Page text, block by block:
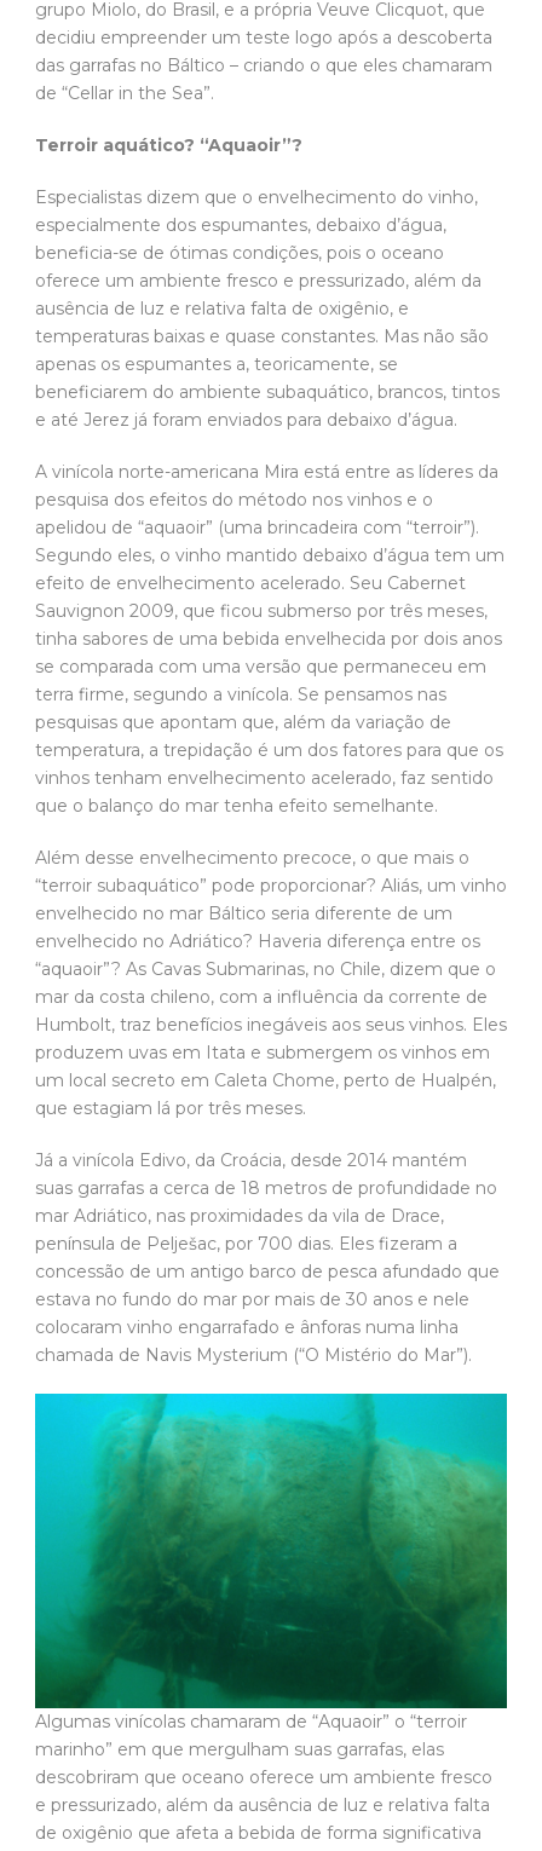
grupo Miolo, do Brasil, e a própria Veuve Clicquot, que
decidiu empreender um teste logo após a descoberta
das garrafas no Báltico – criando o que eles chamaram
de “Cellar in the Sea”.
Terroir aquático? “Aquaoir”?
Especialistas dizem que o envelhecimento do vinho,
especialmente dos espumantes, debaixo d’água,
beneficia-se de ótimas condições, pois o oceano
oferece um ambiente fresco e pressurizado, além da
ausência de luz e relativa falta de oxigênio, e
temperaturas baixas e quase constantes. Mas não são
apenas os espumantes a, teoricamente, se
beneficiarem do ambiente subaquático, brancos, tintos
e até Jerez já foram enviados para debaixo d’água.
A vinícola norte-americana Mira está entre as líderes da
pesquisa dos efeitos do método nos vinhos e o
apelidou de “aquaoir” (uma brincadeira com “terroir”).
Segundo eles, o vinho mantido debaixo d’água tem um
efeito de envelhecimento acelerado. Seu Cabernet
Sauvignon 2009, que ficou submerso por três meses,
tinha sabores de uma bebida envelhecida por dois anos
se comparada com uma versão que permaneceu em
terra firme, segundo a vinícola. Se pensamos nas
pesquisas que apontam que, além da variação de
temperatura, a trepidação é um dos fatores para que os
vinhos tenham envelhecimento acelerado, faz sentido
que o balanço do mar tenha efeito semelhante.
Além desse envelhecimento precoce, o que mais o
“terroir subaquático” pode proporcionar? Aliás, um vinho
envelhecido no mar Báltico seria diferente de um
envelhecido no Adriático? Haveria diferença entre os
“aquaoir”? As Cavas Submarinas, no Chile, dizem que o
mar da costa chileno, com a influência da corrente de
Humbolt, traz benefícios inegáveis aos seus vinhos. Eles
produzem uvas em Itata e submergem os vinhos em
um local secreto em Caleta Chome, perto de Hualpén,
que estagiam lá por três meses.
Já a vinícola Edivo, da Croácia, desde 2014 mantém
suas garrafas a cerca de 18 metros de profundidade no
mar Adriático, nas proximidades da vila de Drace,
península de Pelješac, por 700 dias. Eles fizeram a
concessão de um antigo barco de pesca afundado que
estava no fundo do mar por mais de 30 anos e nele
colocaram vinho engarrafado e ânforas numa linha
chamada de Navis Mysterium (“O Mistério do Mar”).
Algumas vinícolas chamaram de “Aquaoir” o “terroir
marinho” em que mergulham suas garrafas, elas
descobriram que oceano oferece um ambiente fresco
e pressurizado, além da ausência de luz e relativa falta
de oxigênio que afeta a bebida de forma significativa